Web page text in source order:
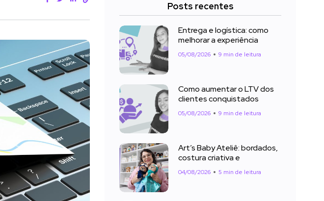
Posts recentes
Entrega e logística: como
melhorar a experiência
05/08/2026 9 min de leitura
Como aumentar o LTV dos
clientes conquistados
05/08/2026 9 min de leitura
Art’s Baby Ateliê: bordados,
costura criativa e
04/08/2026 5 min de leitura